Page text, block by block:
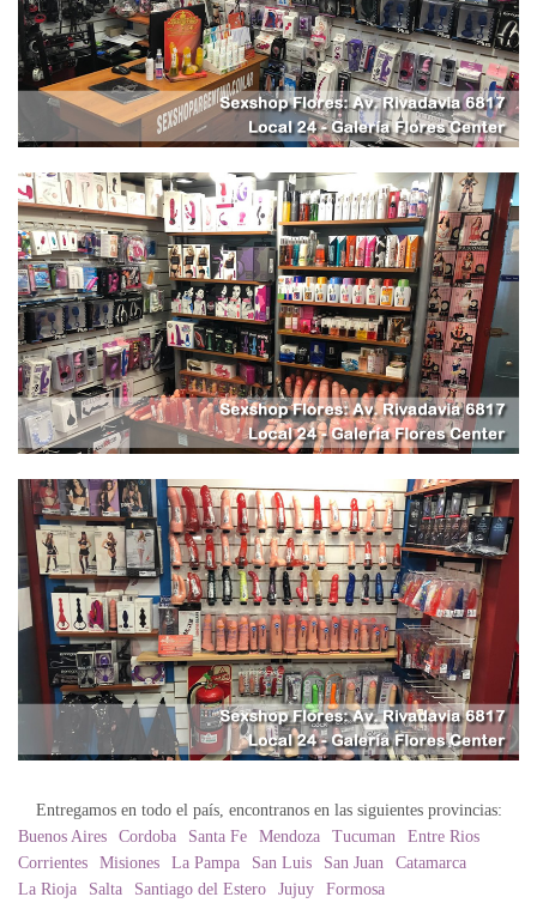
Entregamos en todo el país, encontranos en las siguientes provincias:
Buenos Aires
Cordoba Santa Fe Mendoza Tucuman
Entre Rios
Corrientes
Misiones La Pampa San Luis San Juan
Catamarca
La Rioja
Salta Santiago del Estero Jujuy Formosa